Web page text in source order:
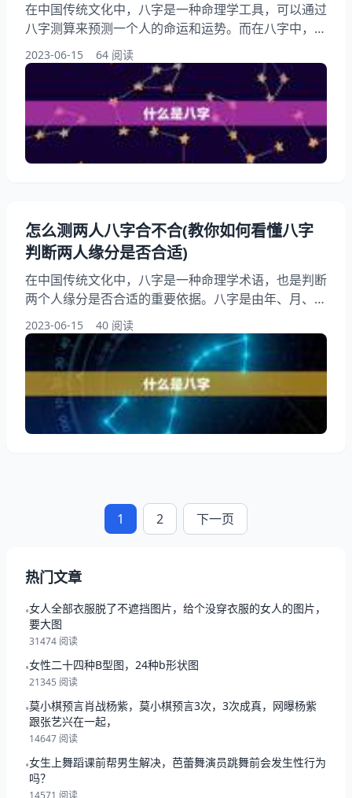
在中国传统文化中，八字是一种命理学工具，可以通过
八字测算来预测一个人的命运和运势。而在八字中，十
年大运更是一个概念，它代表着一个人在未来十年的运
势走向。如何通过八字测算来预测未来十年的命运呢？
本文将为您详细介绍八字运势测算十年大运的方法和方
法。 一、什么是八字 八字，又称四柱八字，是指一个
人出生年、月、日、时所对应的天干地支。天干有甲、
乙、丙、丁、戊、己、庚、辛、壬、癸十个，地支有
子、丑、寅、卯
2023-06-15 64 阅读
怎么测两人八字合不合(教你如何看懂八字
判断两人缘分是否合适)
在中国传统文化中，八字是一种命理学术语，也是判断
两个人缘分是否合适的重要依据。八字是由年、月、
日、时四个元素组成的，每个元素都有对应的天干地
支，通过对八字的分析，可以了解一个人的性格、命
运、婚姻等方面。本文将为大家介绍如何测算两个人的
八字是否合适，希望能帮助大家更好地了解自己和他人
的命运。 一、什么是八字 八字，又称四柱八字，是中
国传统命理学的一种方法。它由年、月、日、时四个元
素组成
2023-06-15 40 阅读
1 2 下一页
热门文章
•女人全部衣服脱了不遮挡图片，给个没穿衣服的女人的图片，
要大图
31474 阅读
•女性二十四种B型图，24种b形状图
21345 阅读
•莫小棋预言肖战杨紫，莫小棋预言3次，3次成真，网曝杨紫
跟张艺兴在一起，
14647 阅读
•女生上舞蹈课前帮男生解决，芭蕾舞演员跳舞前会发生性行为
吗？
14571 阅读